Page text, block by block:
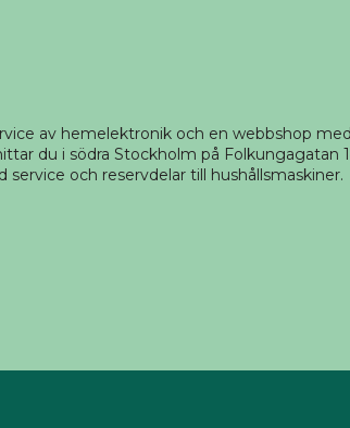
av hemelektronik och en webbshop
du i södra Stockholm på Folkungagatan
service och reservdelar till hushållsmaskiner.